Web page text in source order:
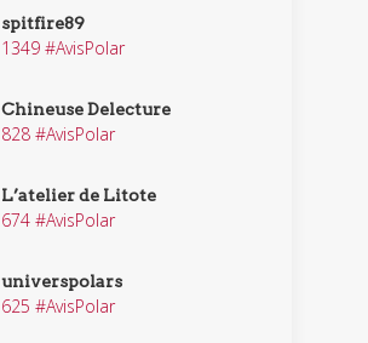
spitfire89
1349 #AvisPolar
Chineuse Delecture
828 #AvisPolar
L’atelier de Litote
674 #AvisPolar
universpolars
625 #AvisPolar